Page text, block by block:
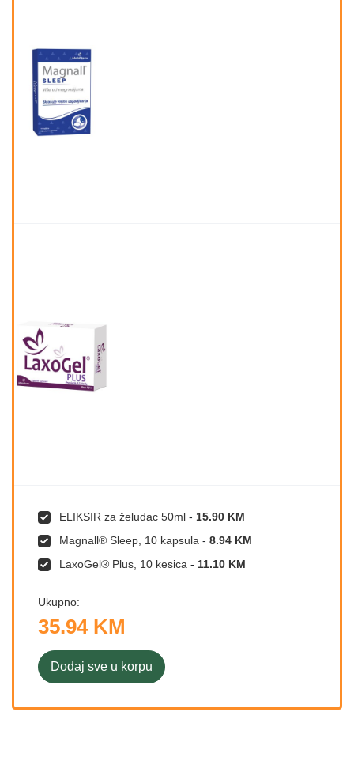
ELIKSIR za želudac 50ml - 15.90 KM
Magnall® Sleep, 10 kapsula - 8.94 KM
LaxoGel® Plus, 10 kesica - 11.10 KM
Ukupno:
35.94 KM
Dodaj sve u korpu